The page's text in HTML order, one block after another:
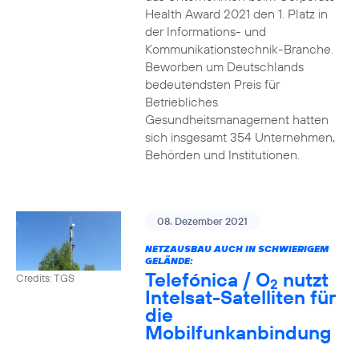
Health Award 2021 den 1. Platz in
der Informations- und
Kommunikationstechnik-Branche.
Beworben um Deutschlands
bedeutendsten Preis für
Betriebliches
Gesundheitsmanagement hatten
sich insgesamt 354 Unternehmen,
Behörden und Institutionen.
Credits: TGS
08. Dezember 2021
NETZAUSBAU AUCH IN SCHWIERIGEM
GELÄNDE:
Telefónica / O2 nutzt
Intelsat-Satelliten für
die
Mobilfunkanbindung